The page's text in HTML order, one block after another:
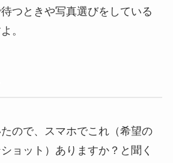
つときや写真選びをしている
。
ので、スマホでこれ（希望の
ョット）ありますか？と聞く